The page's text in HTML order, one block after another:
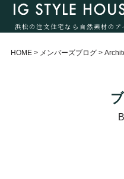
浜松の注文住宅なら自然素材のア
HOME > メンバーズブログ >